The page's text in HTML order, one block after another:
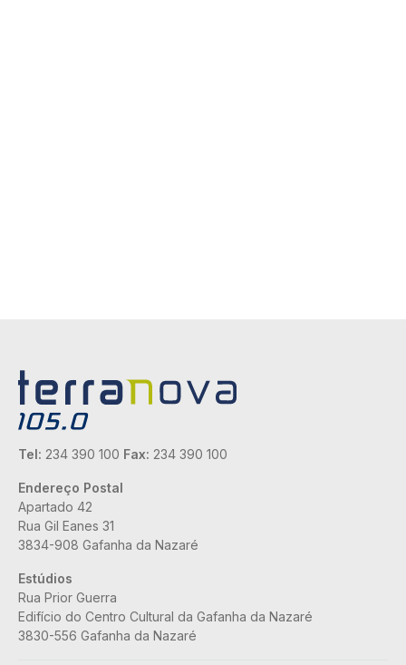
Tel: 234 390 100 Fax: 234 390 100
Endereço Postal
Apartado 42
Rua Gil Eanes 31
3834-908 Gafanha da Nazaré
Estúdios
Rua Prior Guerra
Edifício do Centro Cultural da Gafanha da Nazaré
3830-556 Gafanha da Nazaré